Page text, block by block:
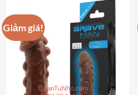
nhiều
biến
thể.
Các
tùy
chọn
Giảm giá!